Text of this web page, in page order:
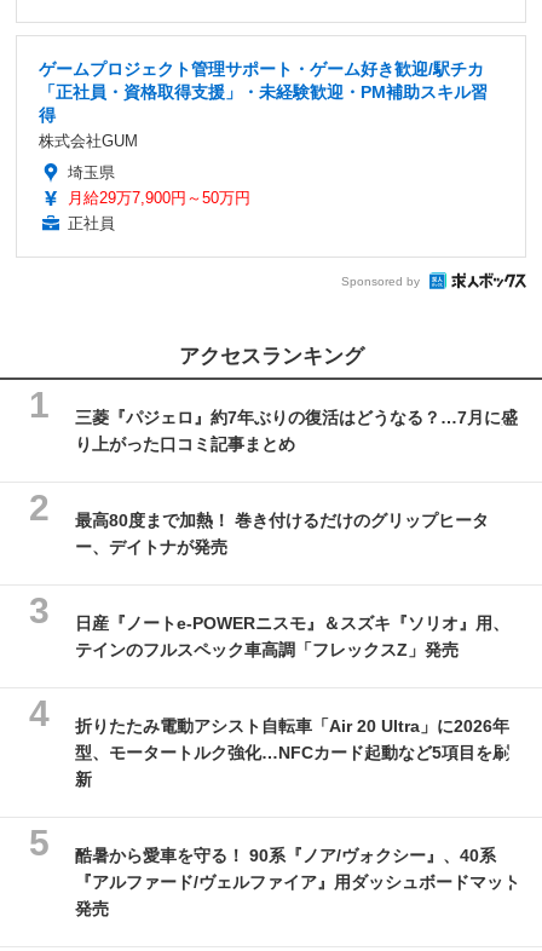
ゲームプロジェクト管理サポート・ゲーム好き歓迎/駅チカ
「正社員・資格取得支援」・未経験歓迎・PM補助スキル習
得
株式会社GUM
埼玉県
月給29万7,900円～50万円
正社員
Sponsored by
アクセスランキング
三菱『パジェロ』約7年ぶりの復活はどうなる？…7月に盛
り上がった口コミ記事まとめ
最高80度まで加熱！ 巻き付けるだけのグリップヒータ
ー、デイトナが発売
日産『ノートe-POWERニスモ』＆スズキ『ソリオ』用、
テインのフルスペック車高調「フレックスZ」発売
折りたたみ電動アシスト自転車「Air 20 Ultra」に2026年
型、モータートルク強化…NFCカード起動など5項目を刷
新
酷暑から愛車を守る！ 90系『ノア/ヴォクシー』、40系
『アルファード/ヴェルファイア』用ダッシュボードマット
発売